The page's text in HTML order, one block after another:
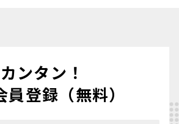
カンタン！
員登録（無料）